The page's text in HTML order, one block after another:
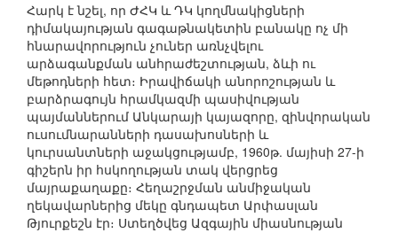
Հարկ է նշել, որ ԺՀԿ և ԴԿ կողմնակիցների
դիմակայության գագաթնակետին բանակը ոչ մի
հնարավորություն չուներ առնչվելու
արձագանքման անհրաժեշտության, ձևի ու
մեթոդների հետ։ Իրավիճակի անորոշության և
բարձրագույն հրամկազմի պասիվության
պայմաններում Անկարայի կայազորը, զինվորական
ուսումնարանների դասախոսների և
կուրսանտների աջակցությամբ, 1960թ. մայիսի 27-ի
գիշերն իր հսկողության տակ վերցրեց
մայրաքաղաքը։ Հեղաշրջման անմիջական
ղեկավարներից մեկը գնդապետ Արփասլան
Թյուրքեշն էր։ Ստեղծվեց Ազգային միասնության